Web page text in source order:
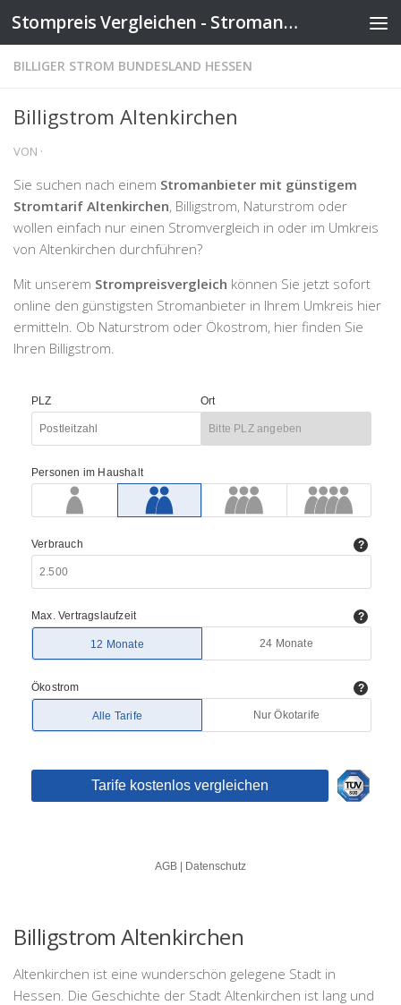
Zum Inhalt springen Stompreis Vergleichen - Stromanbieter wechseln
BILLIGER STROM BUNDESLAND HESSEN
Billigstrom Altenkirchen
VON ·
Sie suchen nach einem Stromanbieter mit günstigem
Stromtarif Altenkirchen, Billigstrom, Naturstrom oder
wollen einfach nur einen Stromvergleich in oder im Umkreis
von Altenkirchen durchführen?
Mit unserem Strompreisvergleich können Sie jetzt sofort
online den günstigsten Stromanbieter in Ihrem Umkreis hier
ermitteln. Ob Naturstrom oder Ökostrom, hier finden Sie
Ihren Billigstrom.
Billigstrom Altenkirchen
Altenkirchen ist eine wunderschön gelegene Stadt in
Hessen. Die Geschichte der Stadt Altenkirchen ist lang und